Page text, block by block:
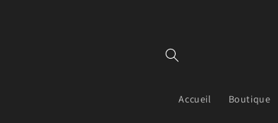
Accueil Boutique